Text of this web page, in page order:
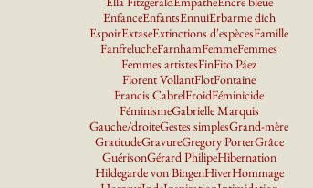
EnfanceEnfantsEnnuiErbarme dich
EspoirExtaseExtinctions d'espècesFamille
FanfrelucheFarnhamFemmeFemmes
Femmes artistesFinFito Páez
Florent VollantFlotFontaine
Francis CabrelFroidFéminicide
FéminismeGabrielle Marquis
Gauche/droiteGestes simplesGrand-mère
GratitudeGravureGregory PorterGrâce
GuérisonGérard PhilipeHibernation
Hildegarde von BingenHiverHommage